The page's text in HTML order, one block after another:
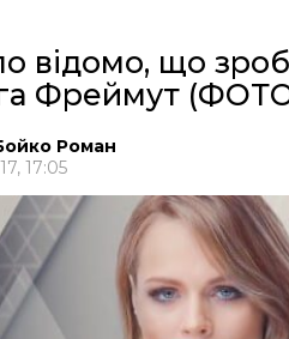
відомо, що
Фреймут
Роман
17:05